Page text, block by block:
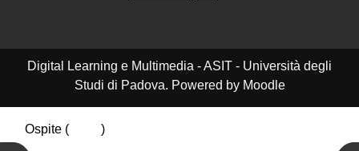
Digital Learning e Multimedia - ASIT - Università degli
Studi di Padova. Powered by Moodle
Ospite (
)
Riepilogo della conservazione dei dati